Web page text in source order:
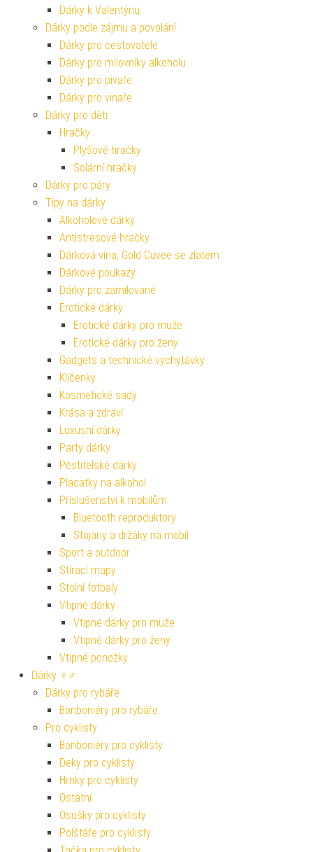
Dárky k Valentýnu
Dárky podle zájmu a povolání
Dárky pro cestovatele
Dárky pro milovníky alkoholu
Dárky pro pivaře
Dárky pro vinaře
Dárky pro děti
Hračky
Plyšové hračky
Solární hračky
Dárky pro páry
Tipy na dárky
Alkoholové dárky
Antistresové hračky
Dárková vína, Gold Cuvee se zlatem
Dárkové poukazy
Dárky pro zamilované
Erotické dárky
Erotické dárky pro muže
Erotické dárky pro ženy
Gadgets a technické vychytávky
Klíčenky
Kosmetické sady
Krása a zdraví
Luxusní dárky
Party dárky
Pěstitelské dárky
Placatky na alkohol
Příslušenství k mobilům
Bluetooth reproduktory
Stojany a držáky na mobil
Sport a outdoor
Stírací mapy
Stolní fotbaly
Vtipné dárky
Vtipné dárky pro muže
Vtipné dárky pro ženy
Vtipné ponožky
Dárky ♀♂
Dárky pro rybáře
Bonboniéry pro rybáře
Pro cyklisty
Bonboniéry pro cyklisty
Deky pro cyklisty
Hrnky pro cyklisty
Ostatní
Osušky pro cyklisty
Polštáře pro cyklisty